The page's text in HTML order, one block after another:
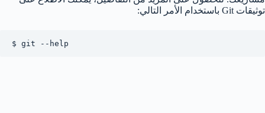
توثيقات Git باستخدام الأمر التالي:
$ git --help